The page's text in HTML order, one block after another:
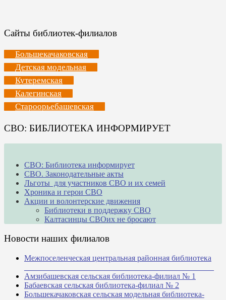
Сайты библиотек-филиалов
Большекачаковская
Детская модельная
Кутеремская
Калегинская
Староорьебашевская
СВО: БИБЛИОТЕКА ИНФОРМИРУЕТ
СВО: Библиотека информирует
СВО. Законодательные акты
Льготы для участников СВО и их семей
Хроника и герои СВО
Акции и волонтерские движения
Библиотеки в поддержку СВО
Калтасинцы СВОих не бросают
Новости наших филиалов
Межпоселенческая центральная районная библиотека
Амзибашевская сельская библиотека-филиал № 1
Бабаевская сельская библиотека-филиал № 2
Большекачаковская сельская модельная библиотека-